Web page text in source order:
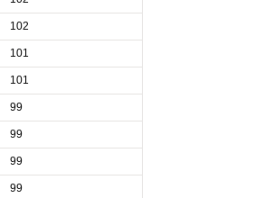
102
101
101
99
99
99
99